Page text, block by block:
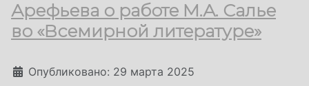
Арефьева о работе М.А. Салье
во «Всемирной литературе»
Информация о материале
Опубликовано: 29 марта 2025